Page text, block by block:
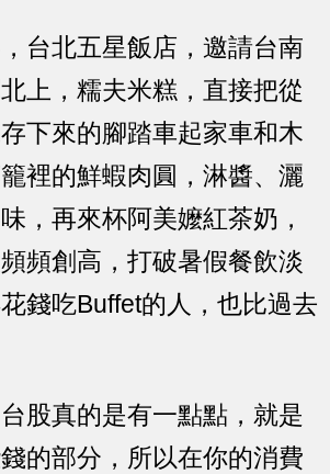
台北五星飯店，邀請台南
上，糯夫米糕，直接把從
下來的腳踏車起家車和木
裡的鮮蝦肉圓，淋醬、灑
，再來杯阿美嬤紅茶奶，
頻創高，打破暑假餐飲淡
錢吃Buffet的人，也比過去
股真的是有一點點，就是
的部分，所以在你的消費